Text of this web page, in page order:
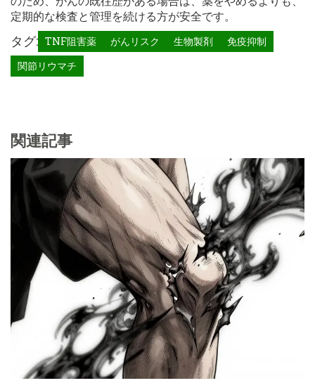
定期的な検査と管理を続ける方が安全です。
タグ: TNF阻害薬 がんリスク 生物製剤
免疫抑制
関節リウマチ
関連記事